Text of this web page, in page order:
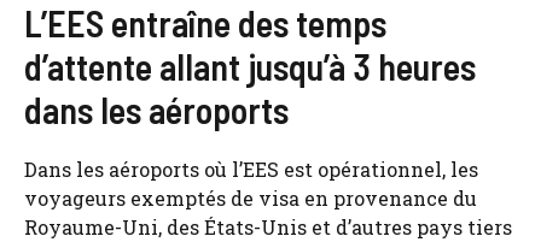
L’EES entraîne des temps
d’attente allant jusqu’à 3 heures
dans les aéroports
Dans les aéroports où l’EES est opérationnel, les
voyageurs exemptés de visa en provenance du
Royaume-Uni, des États-Unis et d’autres pays tiers